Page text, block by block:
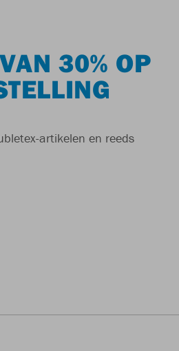
30% OP
artikelen en reeds